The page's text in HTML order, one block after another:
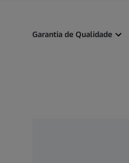
Garantia de Qualidade